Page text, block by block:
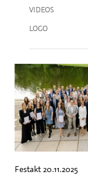
Festakt20.11.2025
VIDEOS
LOGO